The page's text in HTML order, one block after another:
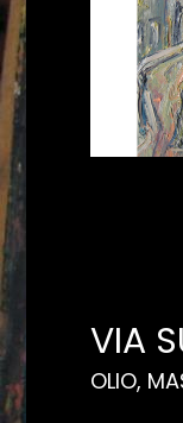
VIA
OLIO,